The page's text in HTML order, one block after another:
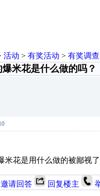
活动 > 有奖活动 > 有奖调查
米花是什么做的吗？
米花是用什么做的被鄙视
邀请回答 回复楼主